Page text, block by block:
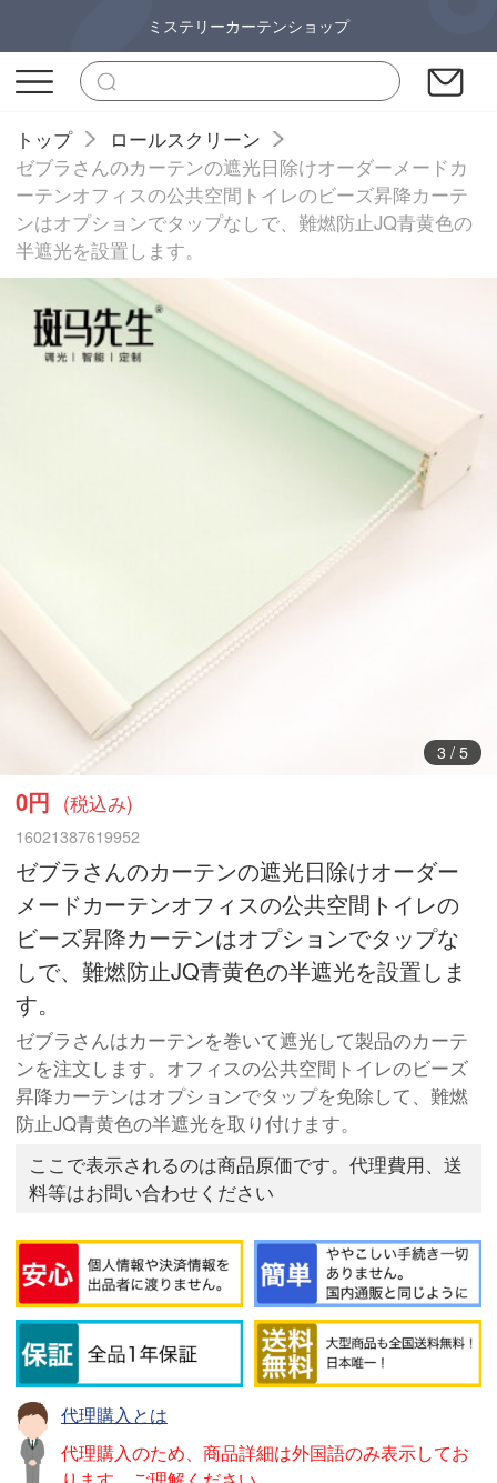
ミステリーカーテンショップ
トップ
ロールスクリーン
ゼブラさんのカーテンの遮光日除けオーダーメードカ
ーテンオフィスの公共空間トイレのビーズ昇降カーテ
ンはオプションでタップなしで、難燃防止JQ青黄色の
半遮光を設置します。
3/ 5
0円 (税込み)
16021387619952
ゼブラさんのカーテンの遮光日除けオーダー
メードカーテンオフィスの公共空間トイレの
ビーズ昇降カーテンはオプションでタップな
しで、難燃防止JQ青黄色の半遮光を設置しま
す。
ゼブラさんはカーテンを巻いて遮光して製品のカーテ
ンを注文します。オフィスの公共空間トイレのビーズ
昇降カーテンはオプションでタップを免除して、難燃
防止JQ青黄色の半遮光を取り付けます。
ここで表示されるのは商品原価です。代理費用、送
料等はお問い合わせください
代理購入とは
代理購入のため、商品詳細は外国語のみ表示してお